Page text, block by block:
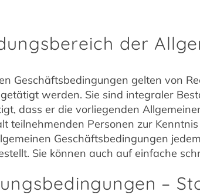
der
Geschäftsbedingungen gelten von
werden. Sie sind integraler
dass er die vorliegenden
teilnehmenden Personen zur
Geschäftsbedingungen
Sie können auch auf einfache
–